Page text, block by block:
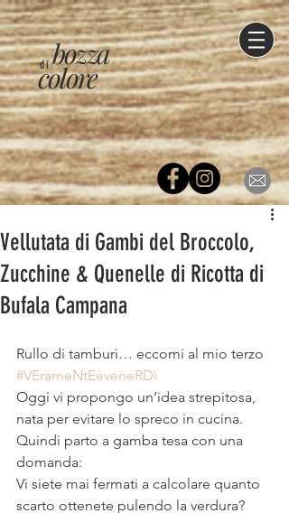
di
colore
bozza
Vellutata di Gambi del Broccolo,
Zucchine & Quenelle di Ricotta di
Bufala Campana
Rullo di tamburi… eccomi al mio terzo
#VErameNtEèveneRDì
Oggi vi propongo un’idea strepitosa,
nata per evitare lo spreco in cucina.
Quindi parto a gamba tesa con una
domanda:
Vi siete mai fermati a calcolare quanto
scarto ottenete pulendo la verdura?